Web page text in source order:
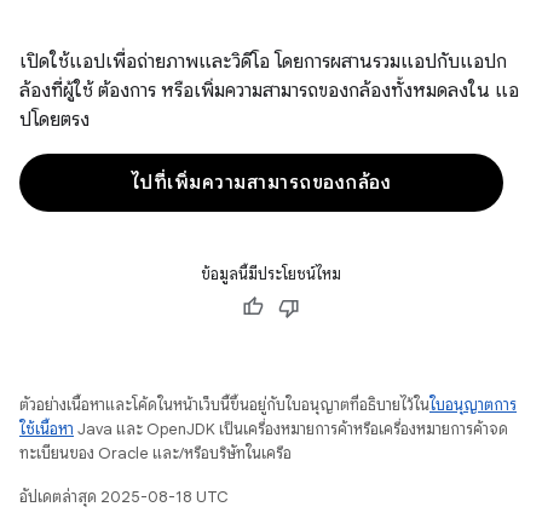
เปิดใช้แอปเพื่อถ่ายภาพและวิดีโอ โดยการผสานรวมแอปกับแอปก
ล้องที่ผู้ใช้ ต้องการ หรือเพิ่มความสามารถของกล้องทั้งหมดลงใน แอ
ปโดยตรง
ไปที่เพิ่มความสามารถของกล้อง
ข้อมูลนี้มีประโยชน์ไหม
ตัวอย่างเนื้อหาและโค้ดในหน้าเว็บนี้ขึ้นอยู่กับใบอนุญาตที่อธิบายไว้ในใบอนุญาตการ
ใช้เนื้อหา Java และ OpenJDK เป็นเครื่องหมายการค้าหรือเครื่องหมายการค้าจด
ทะเบียนของ Oracle และ/หรือบริษัทในเครือ
อัปเดตล่าสุด 2025-08-18 UTC